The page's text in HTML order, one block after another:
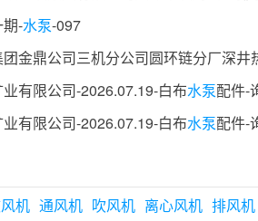
-水泵-097
金鼎公司三机分公司圆环链分厂深井
有限公司-2026.07.19-白布水泵配件-询比
有限公司-2026.07.19-白布水泵配件-
机 通风机 吹风机 离心风机 排风机